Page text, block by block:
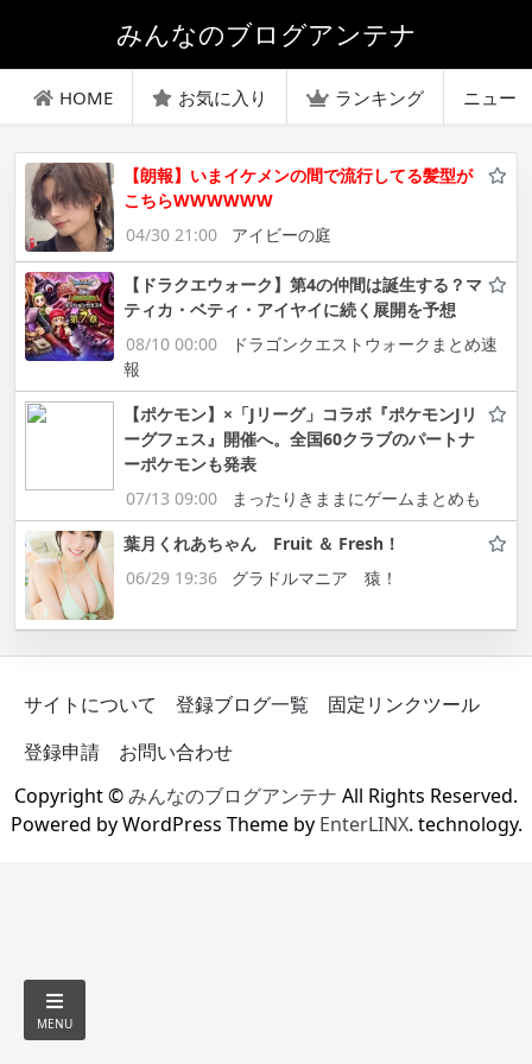
みんなのブログアンテナ
HOME お気に入り ランキング ニュー
【朗報】いまイケメンの間で流行してる髪型が
こちらWWWWWW
04/30 21:00
アイビーの庭
【ドラクエウォーク】第4の仲間は誕生する？マ
ティカ・ベティ・アイヤイに続く展開を予想
08/10 00:00
ドラゴンクエストウォークまとめ速
報
【ポケモン】×「Jリーグ」コラボ『ポケモンJリ
ーグフェス』開催へ。全国60クラブのパートナ
ーポケモンも発表
07/13 09:00
まったりきままにゲームまとめも
葉月くれあちゃん Fruit ＆ Fresh！
06/29 19:36
グラドルマニア 猿！
サイトについて 登録ブログ一覧
固定リンクツール
登録申請
お問い合わせ
Copyright ©みんなのブログアンテナ All Rights Reserved.
Powered by WordPress Theme by EnterLINX. technology.
MENU